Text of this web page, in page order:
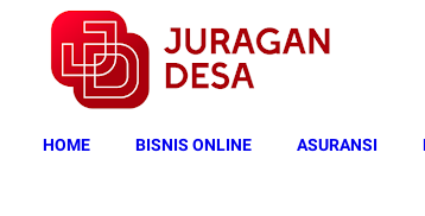
HOME BISNIS ONLINE ASURANSI